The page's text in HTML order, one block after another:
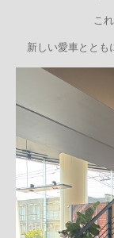
こ
新しい愛車ととも